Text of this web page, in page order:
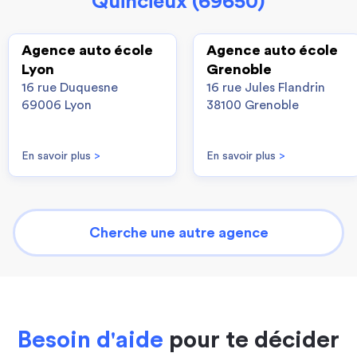
Agence auto école
Lyon
16 rue Duquesne
69006 Lyon
En savoir plus >
Agence auto école
Grenoble
16 rue Jules Flandrin
38100 Grenoble
En savoir plus >
Cherche une autre agence
Besoin d'aide pour te décider